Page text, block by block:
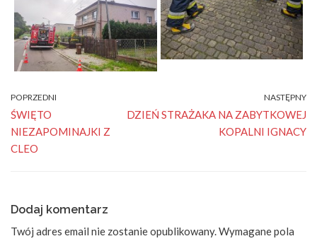
POPRZEDNI
ŚWIĘTO
NIEZAPOMINAJKI Z
CLEO
NASTĘPNY
DZIEŃ STRAŻAKA NA ZABYTKOWEJ
KOPALNI IGNACY
Dodaj komentarz
Twój adres email nie zostanie opublikowany.Wymagane pola